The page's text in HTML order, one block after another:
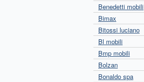
Benedetti mobili
Bimax
Bitossi luciano
Bl mobili
Bmp mobili
Bolzan
Bonaldo spa